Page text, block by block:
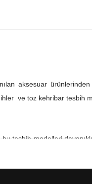
aksesuar
ve toz kehribar tesbih
modelleri